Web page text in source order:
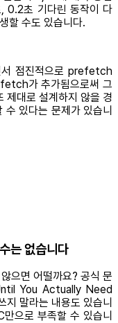
0.2초 기다린 동작이 다
할 수도 있습니다.
점진적으로 prefetch
가 추가됨으로써 그
제대로 설계하지 않을 경
수 있다는 문제가 있습니
는 없습니다
으면 어떨까요? 공식 문
You Actually Need
지 말라는 내용도 있습니
으로 부족할 수 있습니